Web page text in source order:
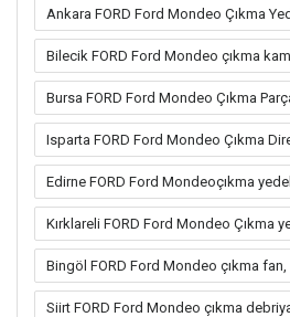
Ankara FORD Ford Mondeo Çıkma
Bilecik FORD Ford Mondeo çıkma
Bursa FORD Ford Mondeo Çıkma
Isparta FORD Ford Mondeo Çıkma
Edirne FORD Ford Mondeoçıkma
Kırklareli FORD Ford Mondeo Çıkma
Bingöl FORD Ford Mondeo çıkma fan,
Siirt FORD Ford Mondeo çıkma